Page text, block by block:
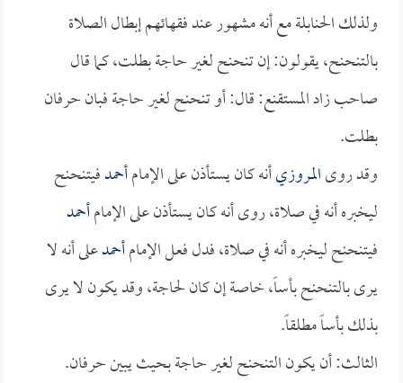
ولذلك الحنابلة مع أنه مشهور عند فقهائهم إبطال الصلاة
بالتنحنح، يقولون: إن تنحنح لغير حاجة بطلت، كما قال
صاحب زاد المستقنع: قال: أو تنحنح لغير حاجة فبان حرفان
بطلت.
وقد روىالمروزيأنه كان يستأذن على الإمامأحمدفيتنحنح
ليخبره أنه في صلاة، روى أنه كان يستأذن على الإمامأحمد
فيتنحنح ليخبره أنه في صلاة، فدل فعل الإمامأحمدعلى أنه لا
يرى بالتنحنح بأساً، خاصة إن كان لحاجة، وقد يكون لا يرى
بذلك بأساً مطلقاً.
الثالث: أن يكون التنحنح لغير حاجة بحيث يبين حرفان.